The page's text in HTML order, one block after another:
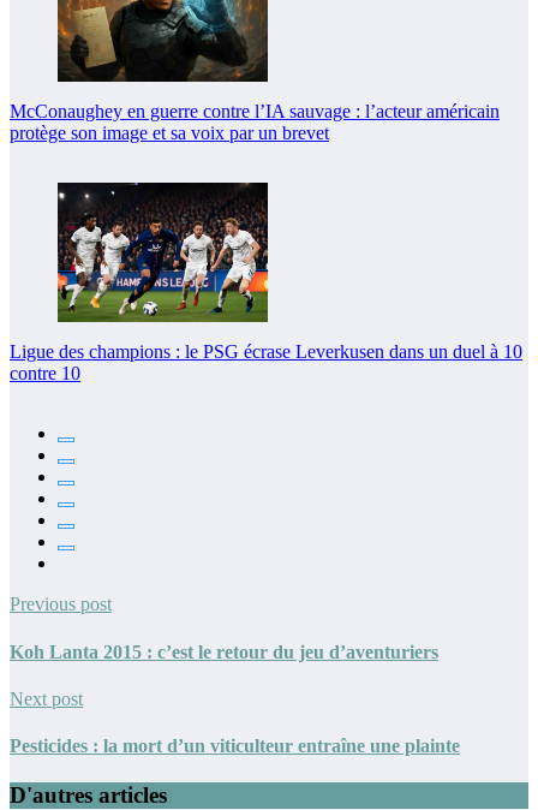
McConaughey en guerre contre l’IA sauvage : l’acteur américain
protège son image et sa voix par un brevet
Ligue des champions : le PSG écrase Leverkusen dans un duel à 10
contre 10
Previous post
Koh Lanta 2015 : c’est le retour du jeu d’aventuriers
Next post
Pesticides : la mort d’un viticulteur entraîne une plainte
D'autres articles